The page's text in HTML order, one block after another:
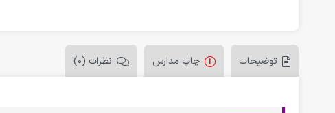
توضیحات چاپ مدارس نظرات (0)